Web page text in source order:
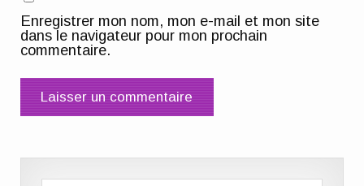
Enregistrer mon nom, mon e-mail et mon site
dans le navigateur pour mon prochain
commentaire.